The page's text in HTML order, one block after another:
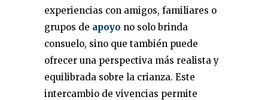
experiencias con amigos, familiares o
grupos de apoyo no solo brinda
consuelo, sino que también puede
ofrecer una perspectiva más realista y
equilibrada sobre la crianza. Este
intercambio de vivencias permite